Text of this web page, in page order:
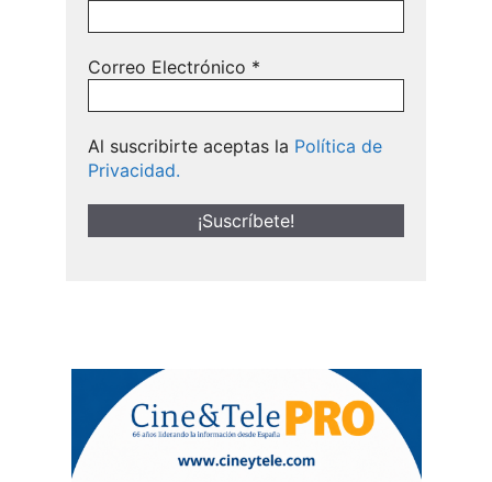
Correo Electrónico *
Al suscribirte aceptas la Política de
Privacidad.